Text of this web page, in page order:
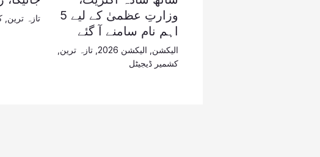
وزارتِ عظمیٰ کے لیے 5
اہم نام سامنے آ گئے
الیکشن الیکشن 2026 تازہ ترین
کشمیر ڈیجیٹل
تازہ ترین ,